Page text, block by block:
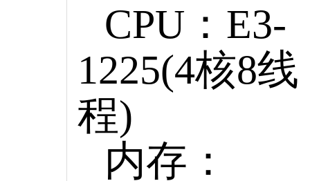
CPU：E3-
1225(4核8线
程)
内存：